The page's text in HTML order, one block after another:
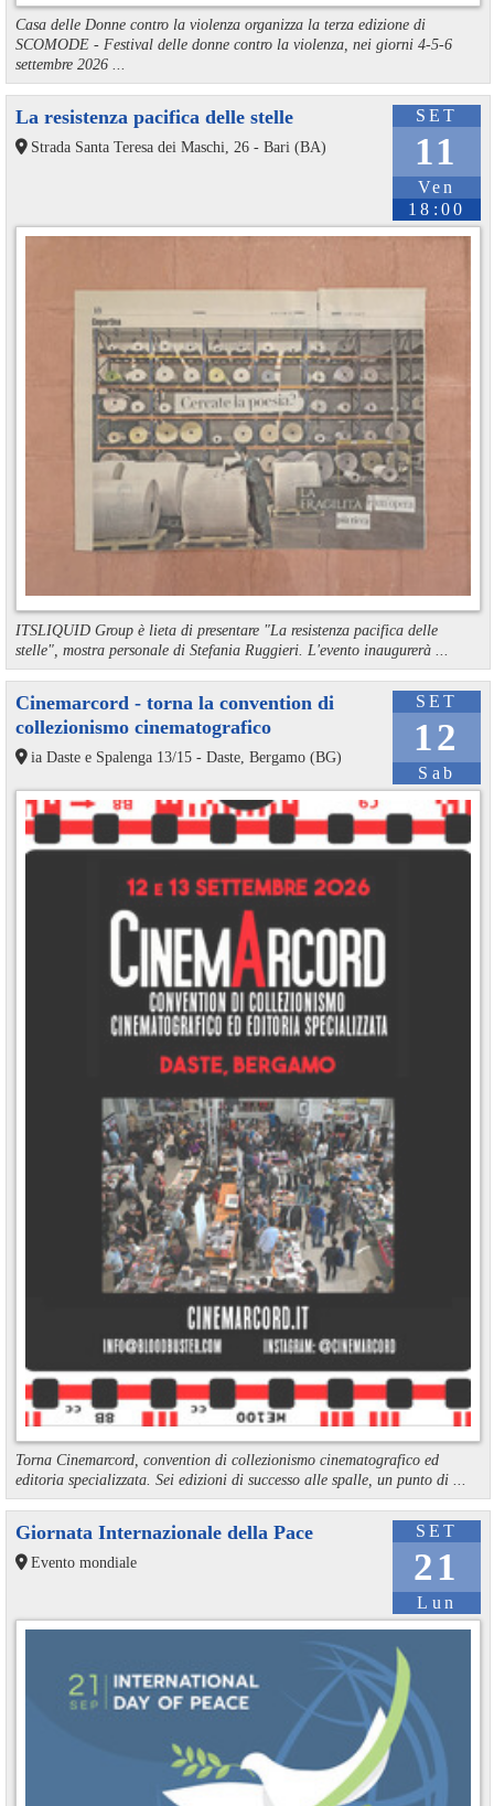
Casa delle Donne contro la violenza organizza la terza edizione di
SCOMODE - Festival delle donne contro la violenza, nei giorni 4-5-6
settembre 2026 ...
SET
11
Ven
18:00
La resistenza pacifica delle stelle
Strada Santa Teresa dei Maschi, 26 - Bari (BA)
ITSLIQUID Group è lieta di presentare "La resistenza pacifica delle
stelle", mostra personale di Stefania Ruggieri. L'evento inaugurerà ...
SET
12
Sab
Cinemarcord - torna la convention di
collezionismo cinematografico
ia Daste e Spalenga 13/15 - Daste, Bergamo (BG)
Torna Cinemarcord, convention di collezionismo cinematografico ed
editoria specializzata. Sei edizioni di successo alle spalle, un punto di ...
SET
21
Lun
Giornata Internazionale della Pace
Evento mondiale